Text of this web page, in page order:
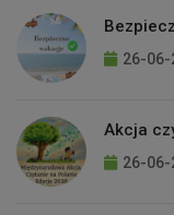
26-06-
Akcja
26-06-